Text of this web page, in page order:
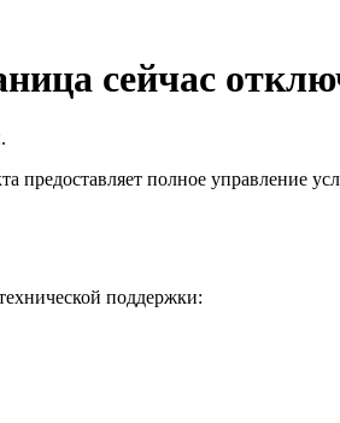
сейчас
предоставляет полное управление
поддержки: